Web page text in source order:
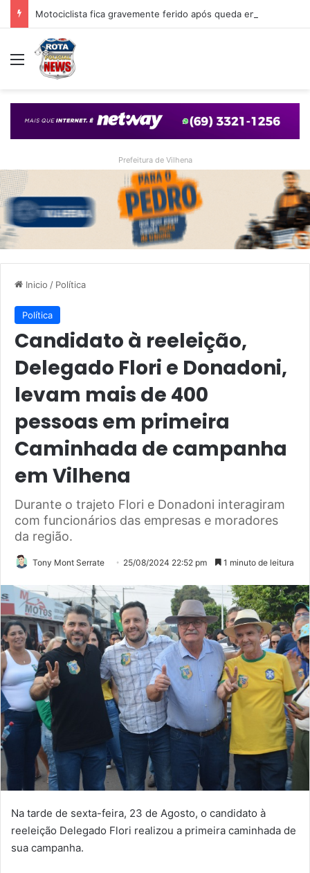
Menu
Prefeitura de Vilhena
Inicio / Política
Política
Candidato à reeleição,
Delegado Flori e Donadoni,
levam mais de 400
pessoas em primeira
Caminhada de campanha
em Vilhena
Durante o trajeto Flori e Donadoni interagiram
com funcionários das empresas e moradores
da região.
Tony Mont Serrate 25/08/2024 22:52 pm 1 minuto de leitura
Na tarde de sexta-feira, 23 de Agosto, o candidato à
reeleição Delegado Flori realizou a primeira caminhada de
sua campanha.